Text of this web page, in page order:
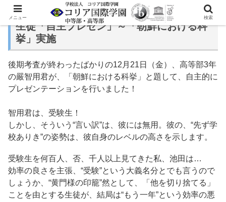
生徒「自主プレゼン」～「朝鮮における科
挙」実施
後期考査が終わったばかりの12月21日（金）、高等部3年
の嚴智用君が、「朝鮮における科挙」と題して、自主的に
プレゼンテーションを行いました！
智用君は、受験生！
しかし、そういう“言い訳”は、彼には無用。彼の、“先ず学
校ありき”の姿勢は、彼自身のレベルの高さを示します。
受験生を何百人、否、千人以上見てきた私、池田は…
効率の良さを主張、“受験”という大義名分とでも言うので
しょうか、“黄門様の印籠”然として、「他を切り捨てる」
ことを由とする生徒が、結局は“もう一年”という効率の悪
メニュー 検索